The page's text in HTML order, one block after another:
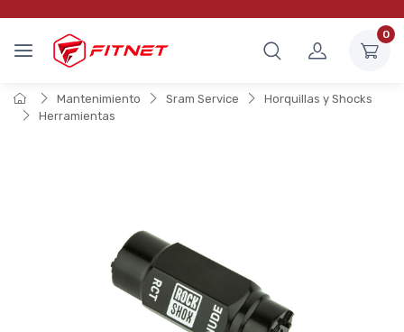
0
Mantenimiento Sram Service
Horquillas y Shocks
Herramientas